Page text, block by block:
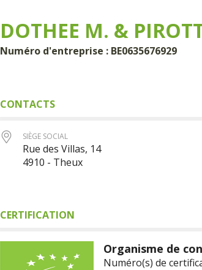
DOTHEE M. &
Numéro d'entreprise : BE0635676929
CONTACTS
SIÈGE SOCIAL
Rue des Villas, 14
4910 - Theux
CERTIFICATION
Organisme de
Numéro(s) de